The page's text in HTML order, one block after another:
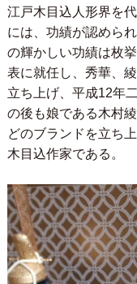
江戸木目込人形界を
には、功績が認めら
の輝かしい功績は枚
表に就任し、秀華、
立ち上げ、平成12年
の後も娘である木村
どのブランドを立ち
木目込作家である。